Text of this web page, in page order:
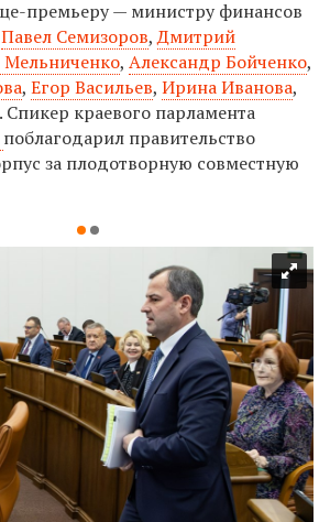
премьеру — министру финансов
Павел Семизоров,Дмитрий
Мельниченко, Александр Бойченко,
, Егор Васильев, Ирина Иванова,
. Спикер краевого парламента
поблагодарил правительство
за плодотворную совместную